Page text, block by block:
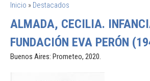
SE ENCUENTRA USTED AQUÍ
Inicio » Destacados
ALMADA, CECILIA.
FUNDACIÓN EVA PERÓN
Buenos Aires: Prometeo, 2020.